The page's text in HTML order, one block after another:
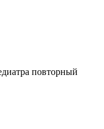
повторный